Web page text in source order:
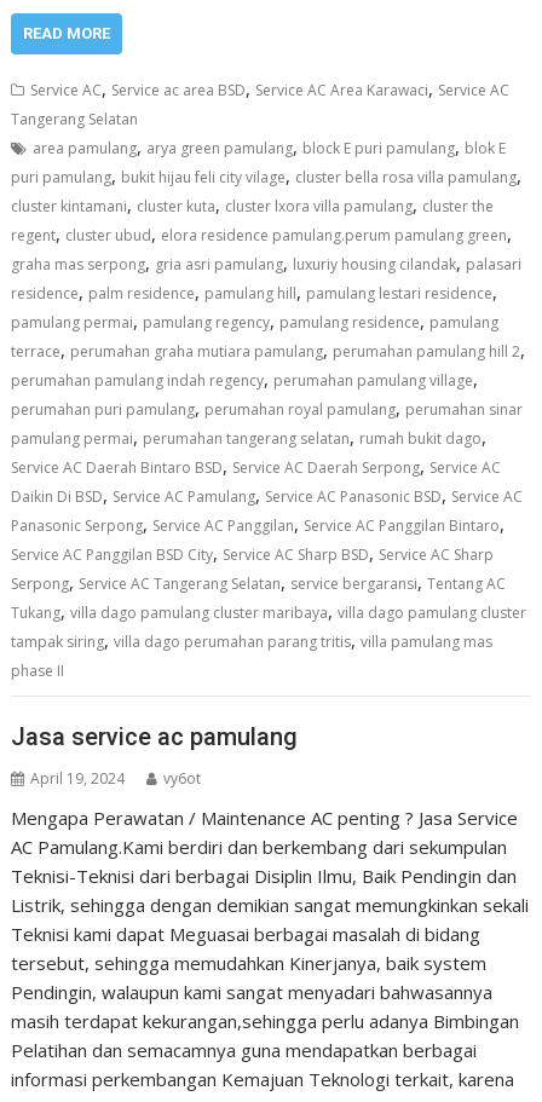
READ MORE
Service AC, Service ac area BSD, Service AC Area Karawaci, Service AC
Tangerang Selatan
area pamulang, arya green pamulang, block E puri pamulang, blok E
puri pamulang, bukit hijau feli city vilage, cluster bella rosa villa pamulang,
cluster kintamani, cluster kuta, cluster lxora villa pamulang, cluster the
regent, cluster ubud, elora residence pamulang.perum pamulang green,
graha mas serpong, gria asri pamulang, luxuriy housing cilandak, palasari
residence, palm residence, pamulang hill, pamulang lestari residence,
pamulang permai, pamulang regency, pamulang residence, pamulang
terrace, perumahan graha mutiara pamulang, perumahan pamulang hill 2,
perumahan pamulang indah regency, perumahan pamulang village,
perumahan puri pamulang, perumahan royal pamulang, perumahan sinar
pamulang permai, perumahan tangerang selatan, rumah bukit dago,
Service AC Daerah Bintaro BSD, Service AC Daerah Serpong, Service AC
Daikin Di BSD, Service AC Pamulang, Service AC Panasonic BSD, Service AC
Panasonic Serpong, Service AC Panggilan, Service AC Panggilan Bintaro,
Service AC Panggilan BSD City, Service AC Sharp BSD, Service AC Sharp
Serpong, Service AC Tangerang Selatan, service bergaransi,Tentang AC
Tukang,villa dago pamulang cluster maribaya,villa dago pamulang cluster
tampak siring,villa dago perumahan parang tritis,villa pamulang mas
phase II
Jasa service ac pamulang
April 19, 2024 vy6ot
Mengapa Perawatan / Maintenance AC penting ? Jasa Service
AC Pamulang.Kami berdiri dan berkembang dari sekumpulan
Teknisi-Teknisi dari berbagai Disiplin Ilmu, Baik Pendingin dan
Listrik, sehingga dengan demikian sangat memungkinkan sekali
Teknisi kami dapat Meguasai berbagai masalah di bidang
tersebut, sehingga memudahkan Kinerjanya, baik system
Pendingin, walaupun kami sangat menyadari bahwasannya
masih terdapat kekurangan,sehingga perlu adanya Bimbingan
Pelatihan dan semacamnya guna mendapatkan berbagai
informasi perkembangan Kemajuan Teknologi terkait, karena